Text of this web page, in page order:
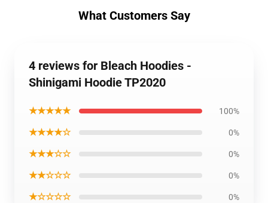
What Customers Say
4 reviews for Bleach Hoodies -
Shinigami Hoodie TP2020
★★★★★ 100%
★★★★☆ 0%
★★★☆☆ 0%
★★☆☆☆ 0%
★☆☆☆☆ 0%